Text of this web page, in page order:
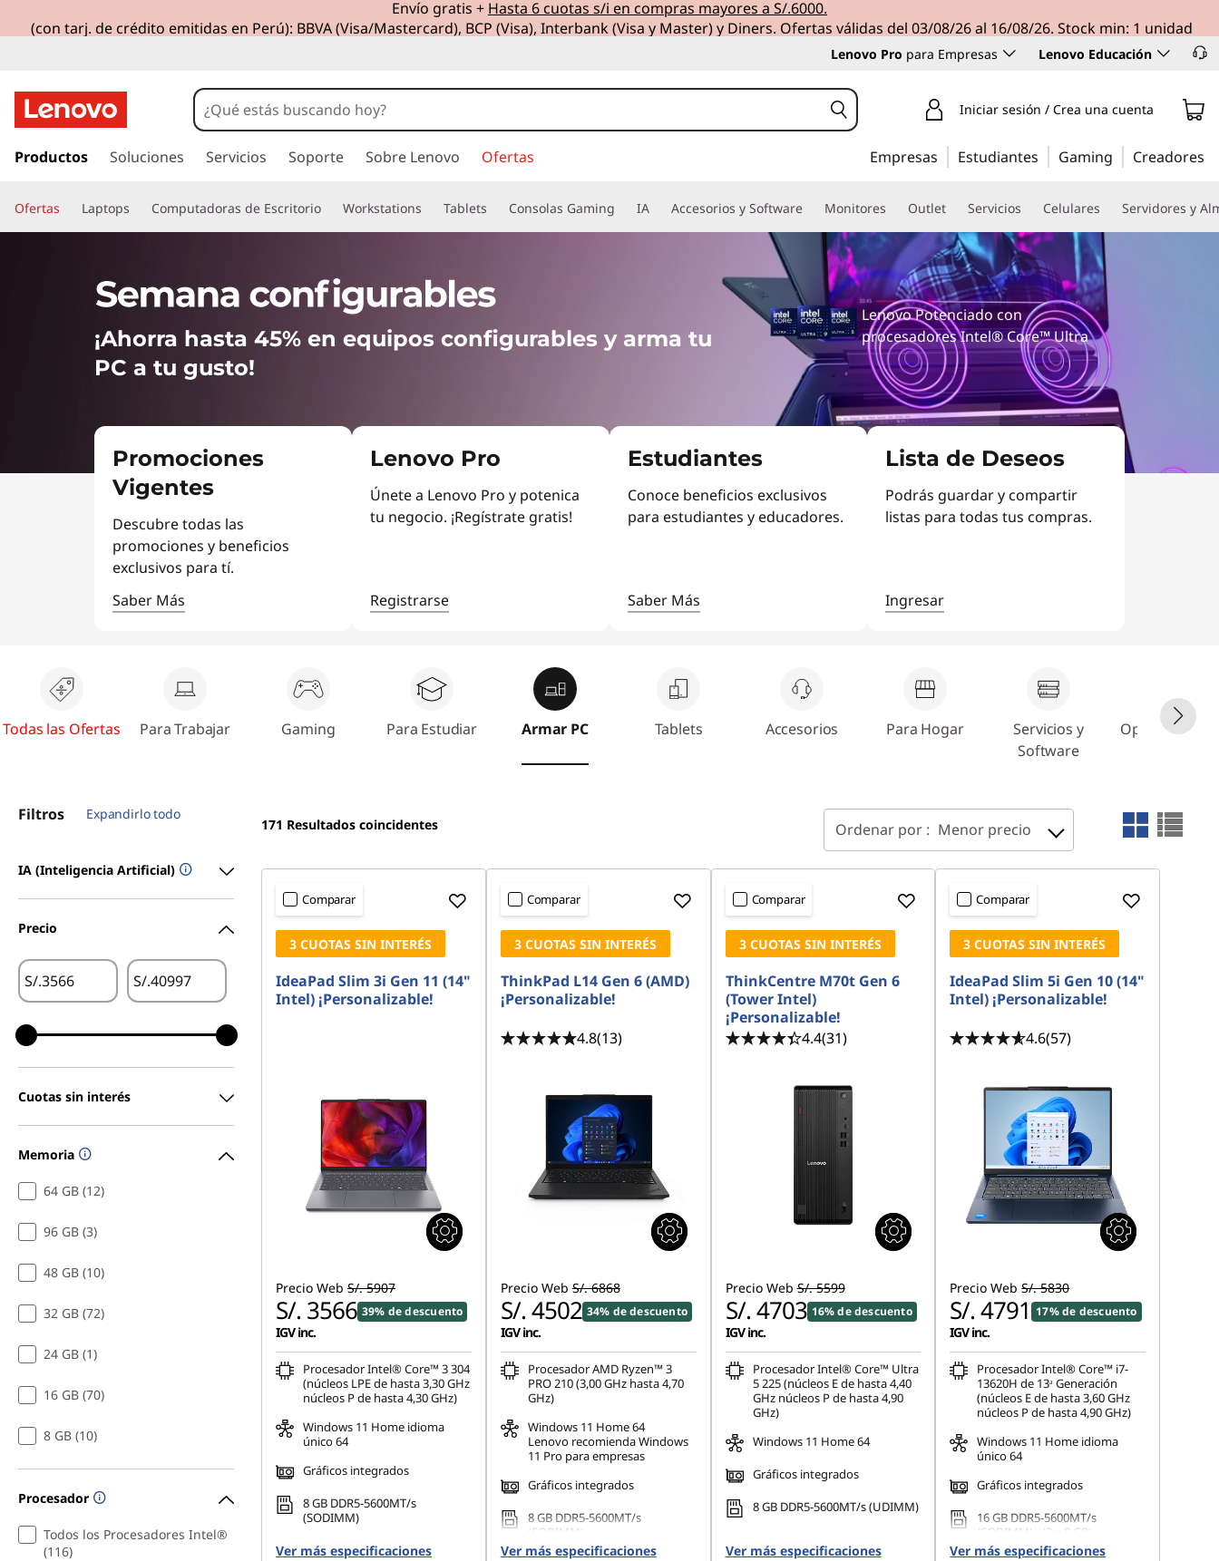
m
e
s
b
Envío gratis + Hasta 6 cuotas s/i en compras mayores a S/.6000.
(con tarj. de crédito emitidas en Perú): BBVA (Visa/Mastercard), BCP (Visa), Interbank (Visa y Master) y Diners. Ofertas válidas del 03/08/26 al 16/08/26. Stock min: 1 unidad
Lenovo Pro para Empresas Lenovo Educación
r
c
o
c
Iniciar sesión / Crea una cuenta
Productos Soluciones Servicios Soporte Sobre Lenovo Ofertas Empresas Estudiantes Gaming Creadores
Ofertas Laptops Computadoras de Escritorio Workstations Tablets Consolas Gaming IA Accesorios y Software Monitores Outlet Servicios Celulares Servidores y
¡Ahorra hasta 45% en equipos configurables y arma tu
PC a tu gusto!
Lenovo Potenciado con
procesadores Intel® Core™ Ultra
Promociones
Vigentes
Descubre todas las
promociones y beneficios
exclusivos para tí.
Saber Más
Lenovo Pro
Únete a Lenovo Pro y potenica
tu negocio. ¡Regístrate gratis!
Registrarse
Estudiantes
Conoce beneficios exclusivos
para estudiantes y educadores.
Saber Más
Lista de Deseos
Podrás guardar y compartir
listas para todas tus compras.
Ingresar
Todas las Ofertas Para Trabajar Gaming Para Estudiar Armar PC Tablets Accesorios Para Hogar
Servicios y
Software
Filtros Expandirlo todo
IA (Inteligencia Artificial)
Precio
S/. S/.
Cuotas sin interés
Memoria
64 GB (12)
96 GB (3)
48 GB (10)
32 GB (72)
24 GB (1)
16 GB (70)
8 GB (10)
Procesador
Todos los Procesadores Intel®
(116)
171 Resultados coincidentes Ordenar por : Menor precio
Comparar
3 CUOTAS SIN INTERÉS
IdeaPad Slim 3i Gen 11 (14"
Intel) ¡Personalizable!
Precio Web S/. 5907
S/. 3566 39% de descuento
IGV inc.
Procesador Intel® Core™ 3 304
(núcleos LPE de hasta 3,30 GHz
núcleos P de hasta 4,30 GHz)
Windows 11 Home idioma
único 64
Gráficos integrados
8 GB DDR5-5600MT/s
(SODIMM)
Ver más especificaciones
Comparar
3 CUOTAS SIN INTERÉS
ThinkPad L14 Gen 6 (AMD)
¡Personalizable!
4.8(13)
Precio Web S/. 6868
S/. 4502 34% de descuento
IGV inc.
Procesador AMD Ryzen™ 3
PRO 210 (3,00 GHz hasta 4,70
GHz)
Windows 11 Home 64
Lenovo recomienda Windows
11 Pro para empresas
Gráficos integrados
8 GB DDR5-5600MT/s
(SODIMM)
Ver más especificaciones
Comparar
3 CUOTAS SIN INTERÉS
ThinkCentre M70t Gen 6
(Tower Intel)
¡Personalizable!
4.4(31)
Precio Web S/. 5599
S/. 4703 16% de descuento
IGV inc.
Procesador Intel® Core™ Ultra
5 225 (núcleos E de hasta 4,40
GHz núcleos P de hasta 4,90
GHz)
Windows 11 Home 64
Gráficos integrados
8 GB DDR5-5600MT/s (UDIMM)
Ver más especificaciones
Comparar
3 CUOTAS SIN INTERÉS
IdeaPad Slim 5i Gen 10 (14"
Intel) ¡Personalizable!
4.6(57)
Precio Web S/. 5830
S/. 4791 17% de descuento
IGV inc.
Procesador Intel® Core™ i7-
13620H de 13ᵃ Generación
(núcleos E de hasta 3,60 GHz
núcleos P de hasta 4,90 GHz)
Windows 11 Home idioma
único 64
Gráficos integrados
16 GB DDR5-5600MT/s
(SODIMM) - (2 x 8 GB)
Ver más especificaciones